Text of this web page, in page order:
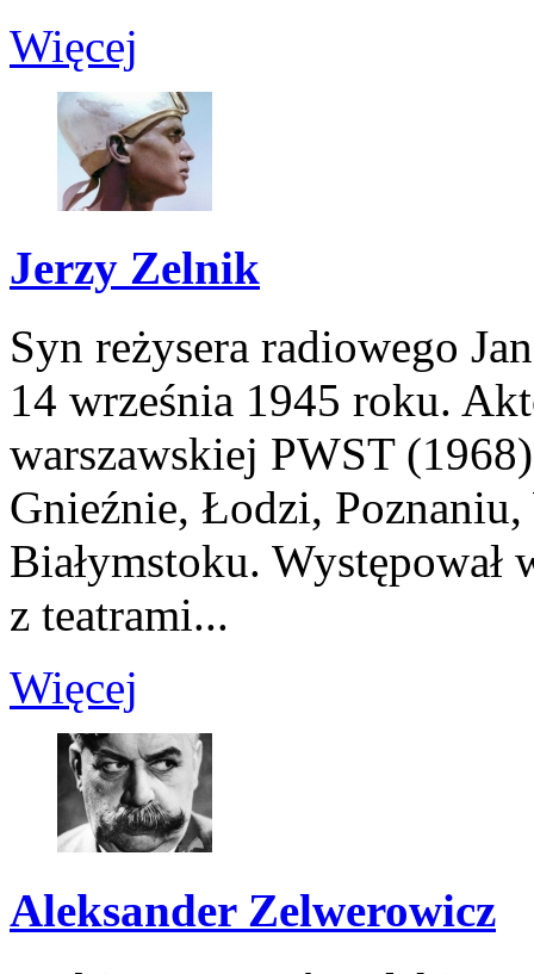
Więcej
Jerzy Zelnik
Syn reżysera radiowego
14 września 1945 roku.
warszawskiej PWST
Gnieźnie, Łodzi,
Białymstoku.
z teatrami...
Więcej
Aleksander Zelwerowicz